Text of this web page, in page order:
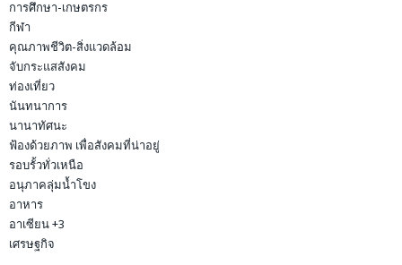
การศึกษา-เกษตรกร
กีฬา
คุณภาพชีวิต-สิ่งแวดล้อม
จับกระแสสังคม
ท่องเที่ยว
นันทนาการ
นานาทัศนะ
ฟ้องด้วยภาพ เพื่อสังคมที่น่าอยู่
รอบรั้วทั่วเหนือ
อนุภาคลุ่มน้ำโขง
อาหาร
อาเซียน +3
เศรษฐกิจ